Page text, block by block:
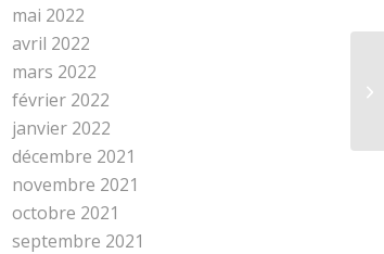
mai 2022
avril 2022
mars 2022
février 2022
janvier 2022
décembre 2021
novembre 2021
octobre 2021
septembre 2021